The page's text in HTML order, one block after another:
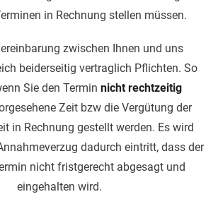
in Rechnung stellen müssen.
zwischen Ihnen und uns
beiderseitig vertraglich Pflichten. So
Sie den Termin nicht rechtzeitig
Zeit bzw die Vergütung der
in Rechnung gestellt werden. Es wird
dadurch eintritt, dass der
nicht fristgerecht abgesagt und
eingehalten wird.